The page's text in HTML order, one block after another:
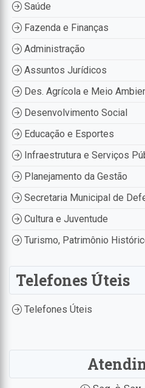
Saúde
Fazenda e Finanças
Administração
Assuntos Jurídicos
Des. Agrícola e Meio
Desenvolvimento Social
Educação e Esportes
Infraestrutura e Serviços
Planejamento da Gestão
Secretaria Municipal de
Cultura e Juventude
Turismo, Patrimônio
Telefones Úteis
Telefones Úteis